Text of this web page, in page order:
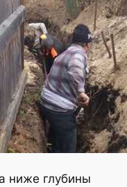
ниже глубины